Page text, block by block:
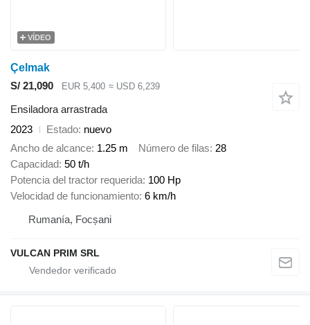
VÍDEO
Çelmak
S/ 21,090
EUR 5,400 ≈ USD 6,239
Ensiladora arrastrada
2023
Estado nuevo
Ancho de alcance 1.25 m Número de filas 28
Capacidad 50 t/h
Potencia del tractor requerida 100 Hp
Velocidad de funcionamiento 6 km/h
Rumanía, Focșani
VULCAN PRIM SRL